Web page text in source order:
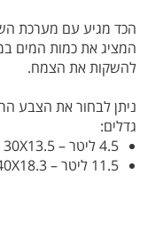
הכד מגיע עם מערכת
המציג את כמות המים
להשקות את הצמח.
ניתן לבחור את הצבע
גדלים:
4.5 ליטר – 30X13.5 ס"מ.
11.5 ליטר – 40X18.3 ס"מ.